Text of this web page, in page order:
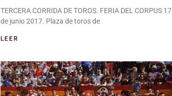
TERCERA CORRIDA DE TOROS. FERIA DEL CORPUS 17
de junio 2017. Plaza de toros de
LEER